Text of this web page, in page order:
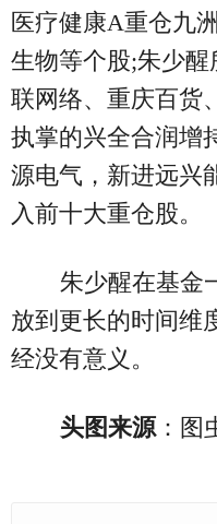
医疗健康A重仓九
生物等个股;朱少
联网络、重庆百货
执掌的兴全合润增
源电气，新进远兴
入前十大重仓股。
朱少醒在基金
放到更长的时间维
经没有意义。
头图来源：图